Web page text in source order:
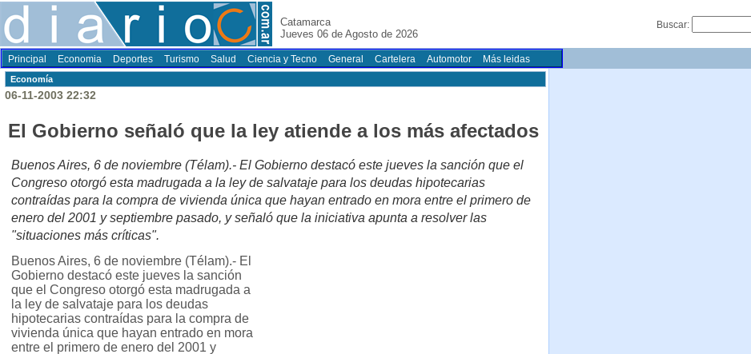
Catamarca
Jueves 06 de Agosto de 2026
Buscar:
Principal Economia Deportes Turismo Salud Ciencia y Tecno General Cartelera Automotor Más leidas
Economí­a
06-11-2003 22:32
El Gobierno señaló que la ley atiende a los más afectados
Buenos Aires, 6 de noviembre (Télam).- El Gobierno destacó este jueves la sanción que el
Congreso otorgó esta madrugada a la ley de salvataje para los deudas hipotecarias
contraídas para la compra de vivienda única que hayan entrado en mora entre el primero de
enero del 2001 y septiembre pasado, y señaló que la iniciativa apunta a resolver las
"situaciones más críticas".
Buenos Aires, 6 de noviembre (Télam).- El
Gobierno destacó este jueves la sanción
que el Congreso otorgó esta madrugada a
la ley de salvataje para los deudas
hipotecarias contraídas para la compra de
vivienda única que hayan entrado en mora
entre el primero de enero del 2001 y